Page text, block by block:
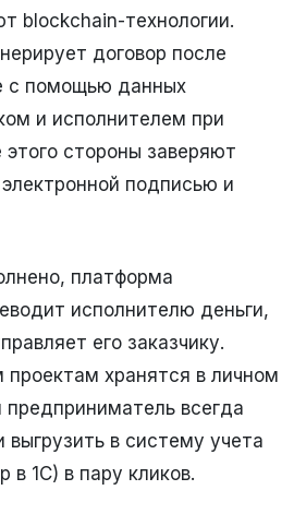
blockchain-технологии.
договор после
с помощью данных
и исполнителем при
этого стороны заверяют
подписью и
платформа
исполнителю деньги,
его заказчику.
хранятся в личном
предприниматель всегда
в систему учета
в 1C) в пару кликов.